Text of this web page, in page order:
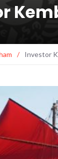
/ Investor